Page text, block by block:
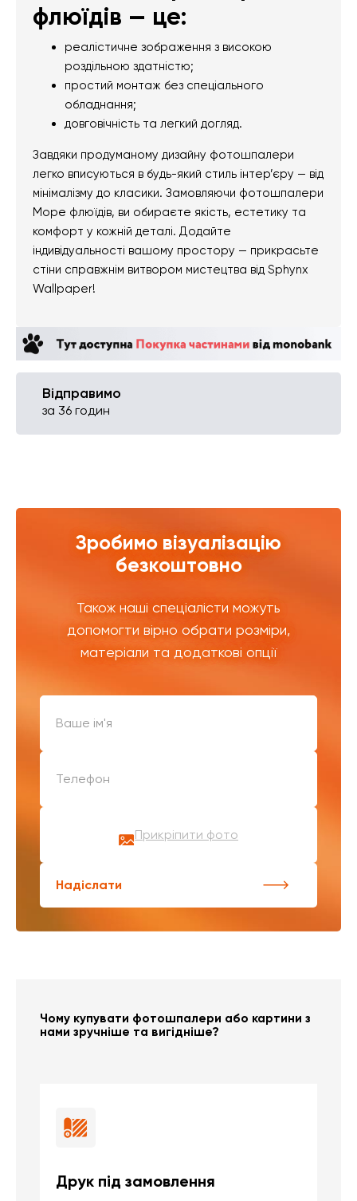
флюїдів — це:
реалістичне зображення з високою
роздільною здатністю;
простий монтаж без спеціального
обладнання;
довговічність та легкий догляд.
Завдяки продуманому дизайну фотошпалери
легко вписуються в будь-який стиль інтер’єру — від
мінімалізму до класики. Замовляючи фотошпалери
Море флюїдів, ви обираєте якість, естетику та
комфорт у кожній деталі. Додайте
індивідуальності вашому простору — прикрасьте
стіни справжнім витвором мистецтва від Sphynx
Wallpaper!
Відправимо
за 36 годин
Зробимо візуалізацію
безкоштовно
Також наші спеціалісти можуть
допомогти вірно обрати розміри,
матеріали та додаткові опції
Прикріпити фото
Надіслати
Чому купувати фотошпалери або картини з
нами зручніше та вигідніше?
Друк під замовлення